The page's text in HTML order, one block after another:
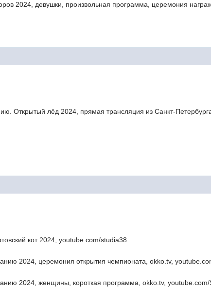
2024, девушки, произвольная программа, церемония
Открытый лёд 2024, прямая трансляция из Санкт-
кот 2024, youtube.com/studia38
2024, церемония открытия чемпионата, okko.tv,
2024, женщины, короткая программа, okko.tv, youtube.com/